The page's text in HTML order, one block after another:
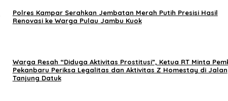
Polres Kampar Serahkan Jembatan Merah Putih Presisi Hasil
Renovasi ke Warga Pulau Jambu Kuok
Warga Resah “Diduga Aktivitas Prostitusi”, Ketua RT Minta
Pekanbaru Periksa Legalitas dan Aktivitas Z Homestay di Jalan
Tanjung Datuk